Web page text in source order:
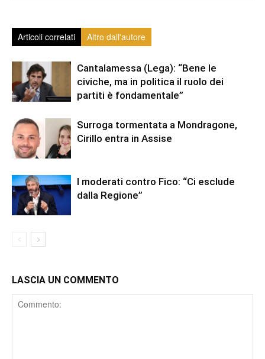
Articoli correlati Altro dall'autore
Cantalamessa (Lega): “Bene le
civiche, ma in politica il ruolo dei
partiti è fondamentale”
Surroga tormentata a Mondragone,
Cirillo entra in Assise
I moderati contro Fico: “Ci esclude
dalla Regione”
LASCIA UN COMMENTO
Comment